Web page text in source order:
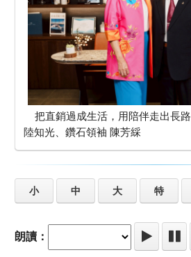
把直銷過成生活，用陪伴走出長路 加捷生醫二星藍鑽
陸知光、鑽石領袖 陳芳綵
小 中 大 特
朗讀：